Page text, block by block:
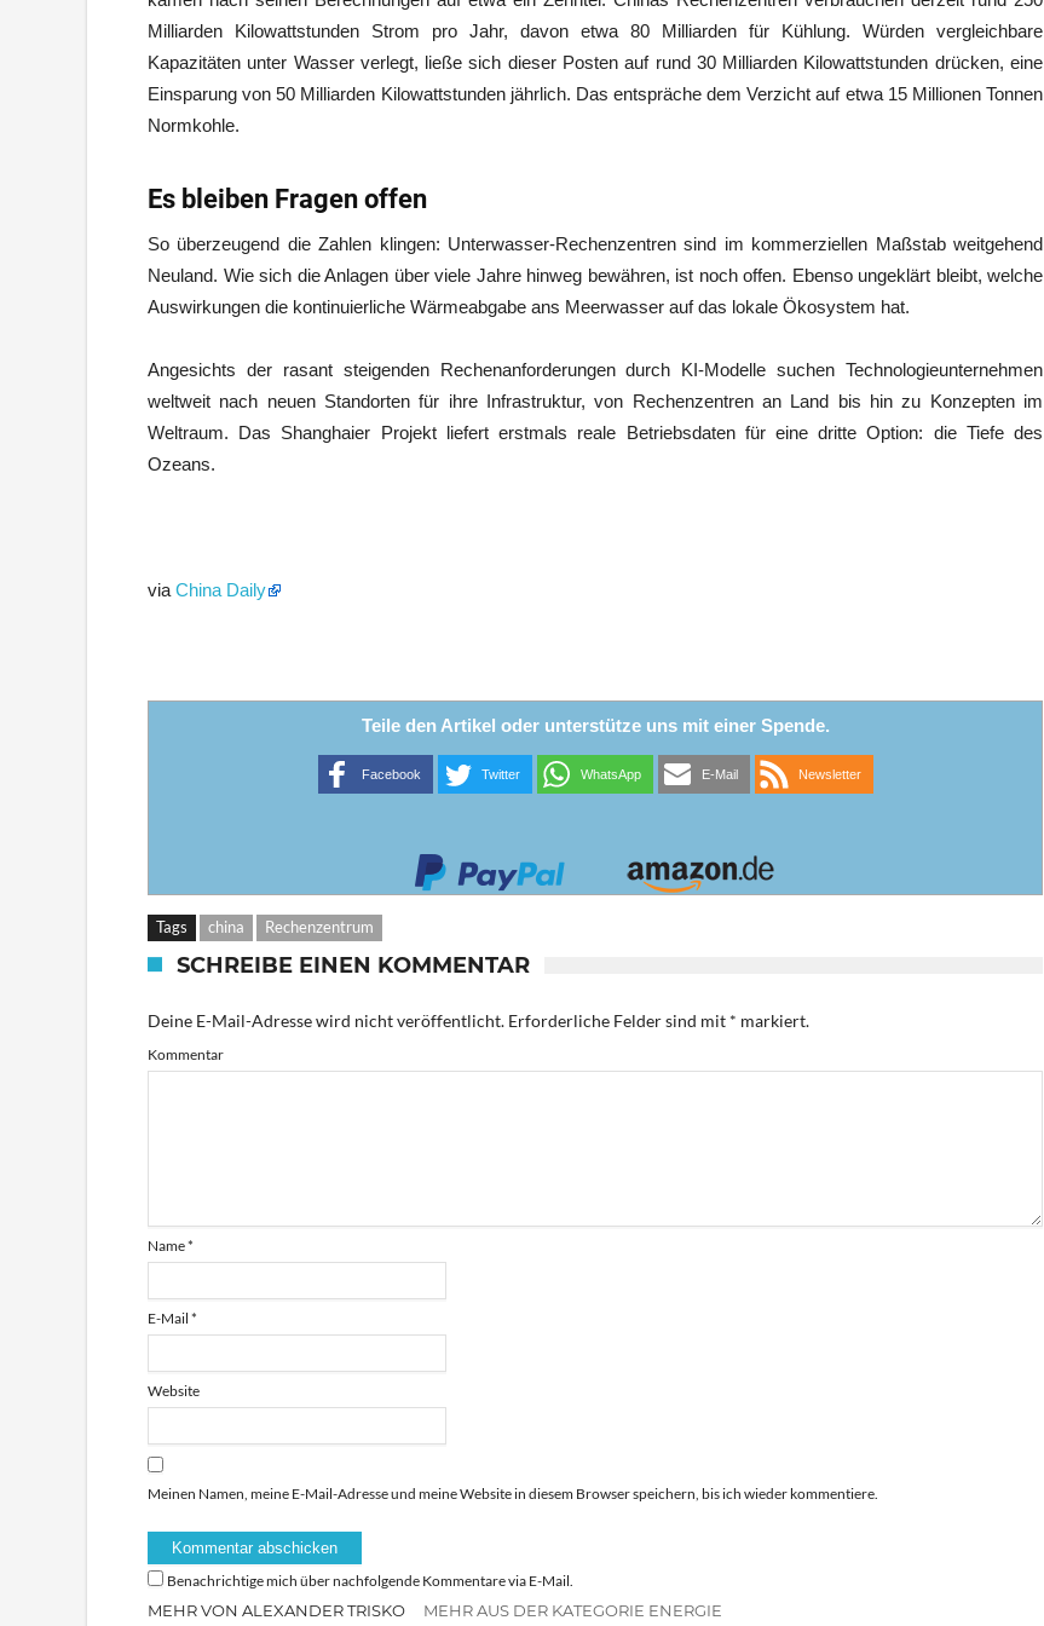
Milliarden Kilowattstunden Strom pro Jahr, davon etwa 80 Milliarden für Kühlung. Würden vergleichbare
Kapazitäten unter Wasser verlegt, ließe sich dieser Posten auf rund 30 Milliarden Kilowattstunden drücken, eine
Einsparung von 50 Milliarden Kilowattstunden jährlich. Das entspräche dem Verzicht auf etwa 15 Millionen Tonnen
Normkohle.
Es bleiben Fragen offen
So überzeugend die Zahlen klingen: Unterwasser-Rechenzentren sind im kommerziellen Maßstab weitgehend
Neuland. Wie sich die Anlagen über viele Jahre hinweg bewähren, ist noch offen. Ebenso ungeklärt bleibt, welche
Auswirkungen die kontinuierliche Wärmeabgabe ans Meerwasser auf das lokale Ökosystem hat.
Angesichts der rasant steigenden Rechenanforderungen durch KI-Modelle suchen Technologieunternehmen
weltweit nach neuen Standorten für ihre Infrastruktur, von Rechenzentren an Land bis hin zu Konzepten im
Weltraum. Das Shanghaier Projekt liefert erstmals reale Betriebsdaten für eine dritte Option: die Tiefe des
Ozeans.
via China Daily
Teile den Artikel oder unterstütze uns mit einer Spende.
Facebook Twitter WhatsApp E-Mail Newsletter
Tags china Rechenzentrum
SCHREIBE EINEN KOMMENTAR
Deine E-Mail-Adresse wird nicht veröffentlicht. Erforderliche Felder sind mit * markiert.
Kommentar
Name*
E-Mail *
Website
Meinen Namen, meine E-Mail-Adresse und meine Website in diesem Browser speichern, bis ich wieder kommentiere.
Benachrichtige mich über nachfolgende Kommentare via E-Mail.
MEHR VON ALEXANDER TRISKO MEHR AUS DER KATEGORIE ENERGIE